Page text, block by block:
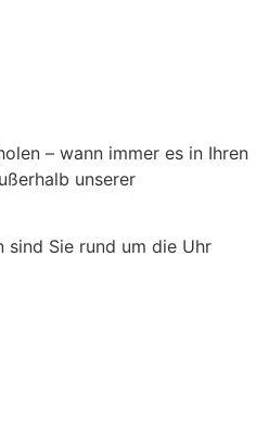
– wann immer es in Ihren
unserer
Sie rund um die Uhr